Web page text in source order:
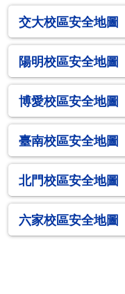
交大校區安全地圖
陽明校區安全地圖
博愛校區安全地圖
臺南校區安全地圖
北門校區安全地圖
六家校區安全地圖